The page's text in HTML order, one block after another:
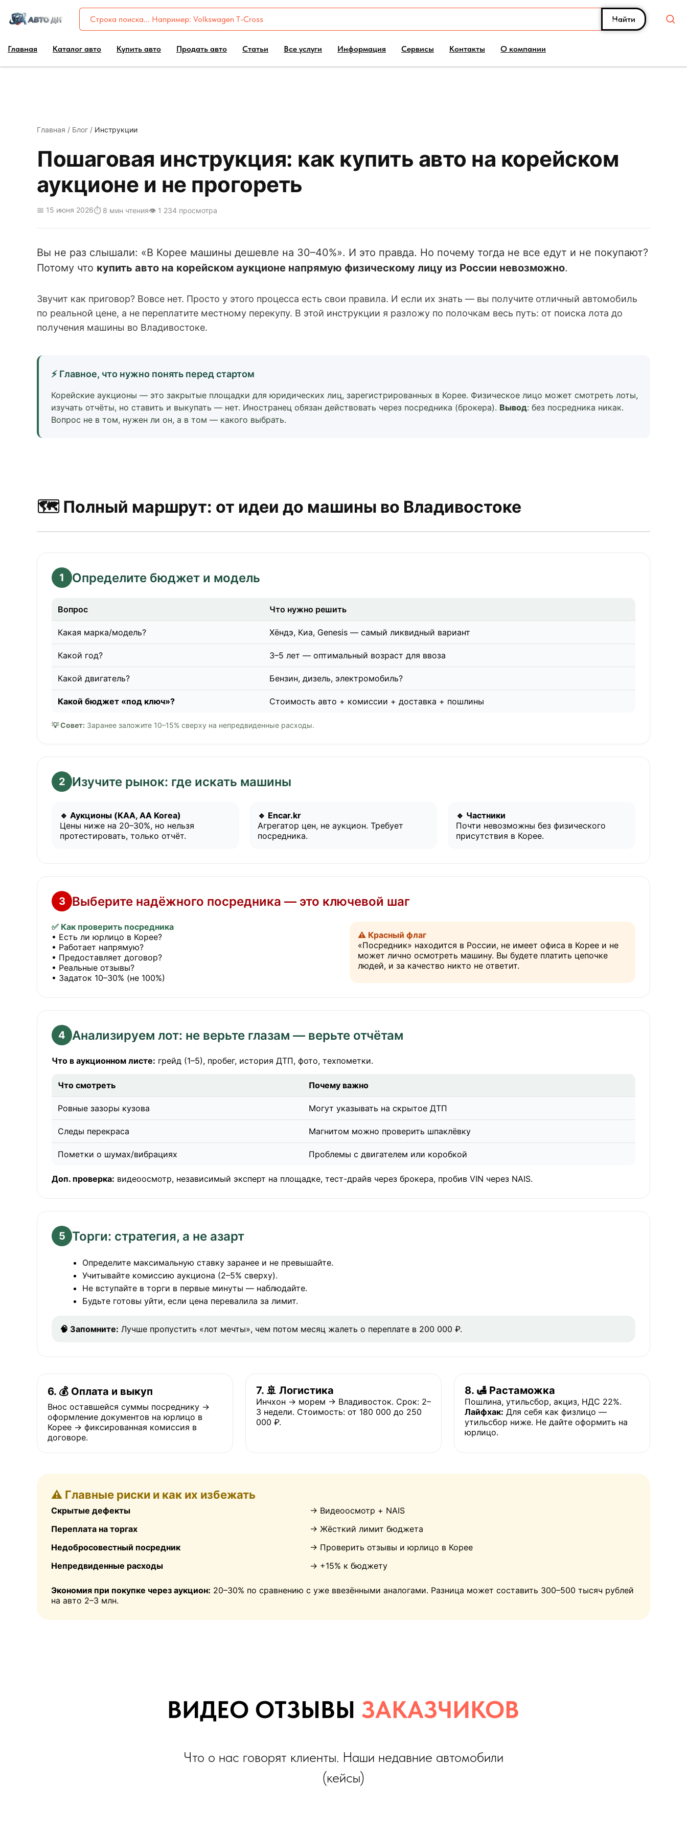
Найти
Главная Каталог авто Купить авто Продать авто Статьи Все услуги Информация Сервисы Контакты О компании
Главная / Блог / Инструкции
Пошаговая инструкция: как купить авто на корейском
аукционе и не прогореть
📅 15 июня 2026⏱️ 8 мин чтения👁️ 1 234 просмотра
Вы не раз слышали: «В Корее машины дешевле на 30–40%». И это правда. Но почему тогда не все едут и не покупают?
Потому что купить авто на корейском аукционе напрямую физическому лицу из России невозможно.
Звучит как приговор? Вовсе нет. Просто у этого процесса есть свои правила. И если их знать — вы получите отличный автомобиль
по реальной цене, а не переплатите местному перекупу. В этой инструкции я разложу по полочкам весь путь: от поиска лота до
получения машины во Владивостоке.
⚡ Главное, что нужно понять перед стартом
Корейские аукционы — это закрытые площадки для юридических лиц, зарегистрированных в Корее. Физическое лицо может смотреть лоты,
изучать отчёты, но ставить и выкупать — нет. Иностранец обязан действовать через посредника (брокера). Вывод: без посредника никак.
Вопрос не в том, нужен ли он, а в том — какого выбрать.
🗺️ Полный маршрут: от идеи до машины во Владивостоке
1 Определите бюджет и модель
Вопрос Что нужно решить
Какая марка/модель? Хёндэ, Киа, Genesis — самый ликвидный вариант
Какой год? 3–5 лет — оптимальный возраст для ввоза
Какой двигатель? Бензин, дизель, электромобиль?
Какой бюджет «под ключ»? Стоимость авто + комиссии + доставка + пошлины
💡 Совет: Заранее заложите 10–15% сверху на непредвиденные расходы.
2 Изучите рынок: где искать машины
🔹 Аукционы (KAA, AA Korea)
Цены ниже на 20–30%, но нельзя
протестировать, только отчёт.
🔹 Encar.kr
Агрегатор цен, не аукцион. Требует
посредника.
🔹 Частники
Почти невозможны без физического
присутствия в Корее.
3 Выберите надёжного посредника — это ключевой шаг
✅ Как проверить посредника
• Есть ли юрлицо в Корее?
• Работает напрямую?
• Предоставляет договор?
• Реальные отзывы?
• Задаток 10–30% (не 100%)
⚠️ Красный флаг
«Посредник» находится в России, не имеет офиса в Корее и не
может лично осмотреть машину. Вы будете платить цепочке
людей, и за качество никто не ответит.
4 Анализируем лот: не верьте глазам — верьте отчётам
Что в аукционном листе: грейд (1–5), пробег, история ДТП, фото, техпометки.
Что смотреть Почему важно
Ровные зазоры кузова Могут указывать на скрытое ДТП
Следы перекраса Магнитом можно проверить шпаклёвку
Пометки о шумах/вибрациях Проблемы с двигателем или коробкой
Доп. проверка: видеоосмотр, независимый эксперт на площадке, тест-драйв через брокера, пробив VIN через NAIS.
5 Торги: стратегия, а не азарт
Определите максимальную ставку заранее и не превышайте.
Учитывайте комиссию аукциона (2–5% сверху).
Не вступайте в торги в первые минуты — наблюдайте.
Будьте готовы уйти, если цена перевалила за лимит.
🧠 Запомните: Лучше пропустить «лот мечты», чем потом месяц жалеть о переплате в 200 000 ₽.
6. 💰 Оплата и выкуп
Внос оставшейся суммы посреднику →
оформление документов на юрлицо в
Корее → фиксированная комиссия в
договоре.
7. 🚢 Логистика
Инчхон → морем → Владивосток. Срок: 2–
3 недели. Стоимость: от 180 000 до 250
000 ₽.
8. 🛃 Растаможка
Пошлина, утильсбор, акциз, НДС 22%.
Лайфхак: Для себя как физлицо —
утильсбор ниже. Не дайте оформить на
юрлицо.
⚠️ Главные риски и как их избежать
Скрытые дефекты
→ Видеоосмотр + NAIS
Переплата на торгах
→ Жёсткий лимит бюджета
Недобросовестный посредник
→ Проверить отзывы и юрлицо в Корее
Непредвиденные расходы
→ +15% к бюджету
Экономия при покупке через аукцион: 20–30% по сравнению с уже ввезёнными аналогами. Разница может составить 300–500 тысяч рублей
на авто 2–3 млн.
ВИДЕО ОТЗЫВЫЗАКАЗЧИКОВ
Что о нас говорят клиенты. Наши недавние автомобили
(кейсы)